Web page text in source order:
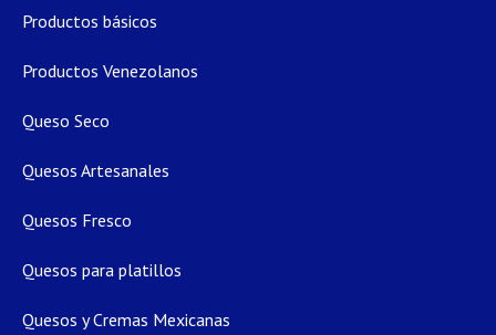
Productos básicos
Productos Venezolanos
Queso Seco
Quesos Artesanales
Quesos Fresco
Quesos para platillos
Quesos y Cremas Mexicanas